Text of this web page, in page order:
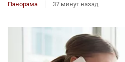
Панорама 37 минут назад